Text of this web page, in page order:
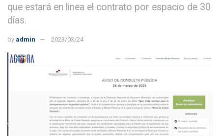
que estará en linea el contrato por espacio de 30
días.
by admin 2023/03/24